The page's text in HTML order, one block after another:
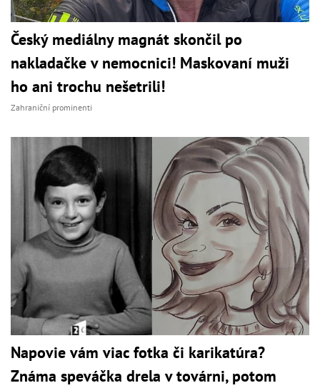
Český mediálny magnát skončil po
nakladačke v nemocnici! Maskovaní muži
ho ani trochu nešetrili!
Zahraniční prominenti
Napovie vám viac fotka či karikatúra?
Známa speváčka drela v továrni, potom